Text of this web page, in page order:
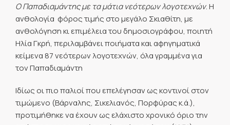
Ο Παπαδιαμάντης με τα μάτια νεότερων λογοτεχνών. Η
ανθολογία  φόρος τιμής στο μεγάλο Σκιαθίτη, με
ανθολόγηση κι επιμέλεια του δημοσιογράφου, ποιητή
Ηλία Γκρή, περιλαμβάνει ποιήματα και αφηγηματικά
κείμενα 87 νεότερων λογοτεχνών, όλα γραμμένα για
τον Παπαδιαμάντη
Ιδίως οι πιο παλιοί που επελέγησαν ως κοντινοί στον
τιμώμενο (Βάρναλης, Σικελιανός, Πορφύρας κ.ά.),
προτιμήθηκε να έχουν ως ελάχιστο χρονικό όριο την